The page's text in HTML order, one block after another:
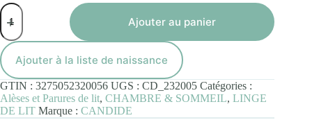
quantité
de
Alèse
éponge
eco
70
x
140cm
Blanc
Ajouter au panier
Ajouter à la liste de naissance
GTIN : 3275052320056 UGS : CD_232005 Catégories :
Alèses et Parures de lit, CHAMBRE & SOMMEIL, LINGE
DE LIT Marque : CANDIDE